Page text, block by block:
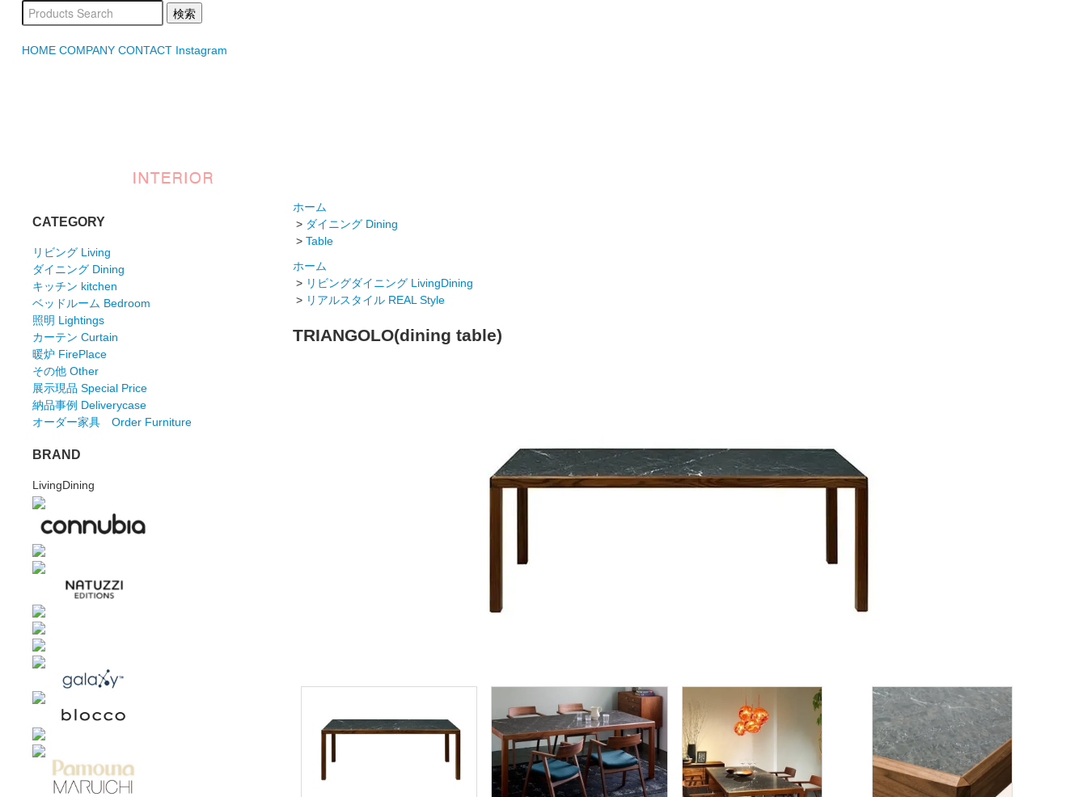
HOME COMPANY CONTACT Instagram
ホーム
> ダイニング Dining
>Table
ホーム
> リビングダイニング LivingDining
> リアルスタイル REAL Style
TRIANGOLO(dining table)
CATEGORY
リビング Living
ダイニング Dining
キッチン kitchen
ベッドルーム Bedroom
照明 Lightings
カーテン Curtain
暖炉 FirePlace
その他 Other
展示現品 Special Price
納品事例 Deliverycase
オーダー家具 Order Furniture
BRAND
LivingDining